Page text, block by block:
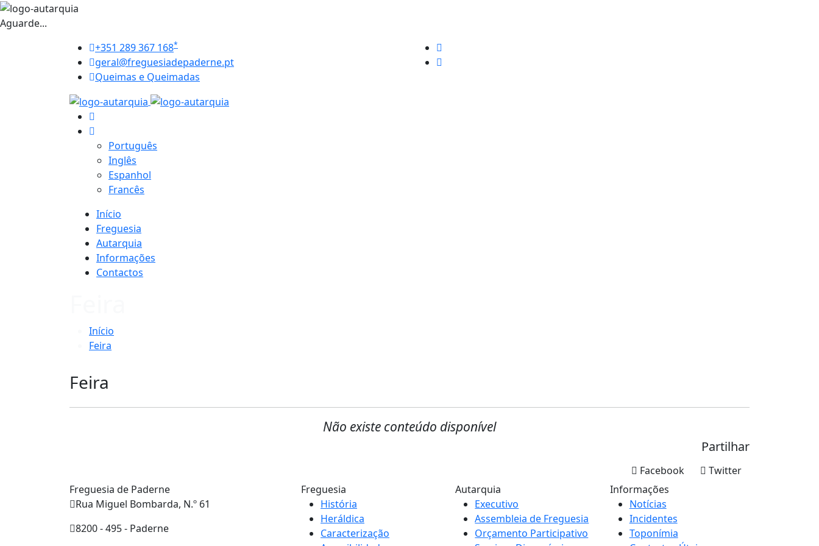
Aguarde...
+351 289 367 168*
geral@freguesiadepaderne.pt
Queimas e Queimadas
Português
Inglês
Espanhol
Francês
Início
Freguesia
Autarquia
Informações
Contactos
Início
Feira
Feira
Não existe conteúdo disponível
Partilhar
Twitter
Facebook
Freguesia de Paderne
Rua Miguel Bombarda, N.º 61
8200 - 495 - Paderne
Freguesia
História
Heráldica
Caracterização
Autarquia
Executivo
Assembleia de Freguesia
Orçamento Participativo
Informações
Notícias
Incidentes
Toponímia